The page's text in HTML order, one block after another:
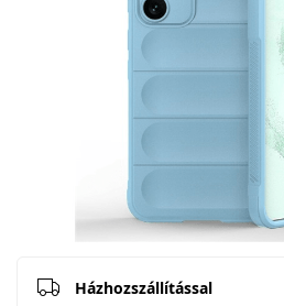
Házhozszállítással